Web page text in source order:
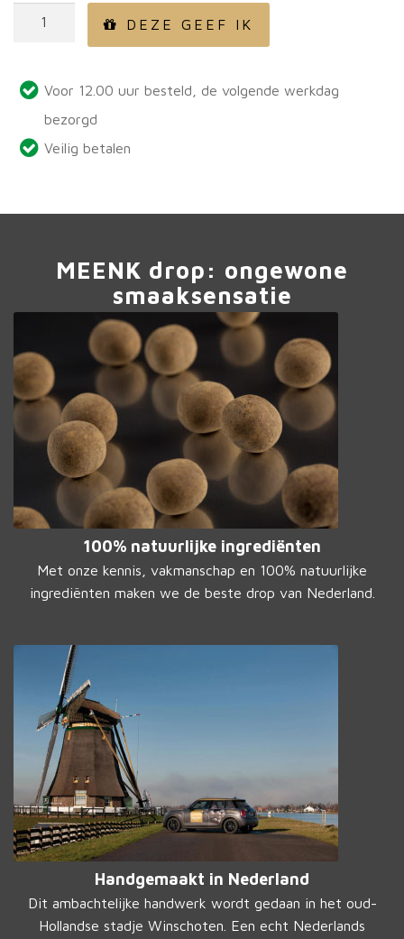
soorten
aantal
DEZE GEEF IK
Voor 12.00 uur besteld, de volgende werkdag
bezorgd
Veilig betalen
MEENK drop: ongewone
smaaksensatie
100% natuurlijke ingrediënten
Met onze kennis, vakmanschap en 100% natuurlijke
ingrediënten maken we de beste drop van Nederland.
Handgemaakt in Nederland
Dit ambachtelijke handwerk wordt gedaan in het oud-
Hollandse stadje Winschoten. Een echt Nederlands